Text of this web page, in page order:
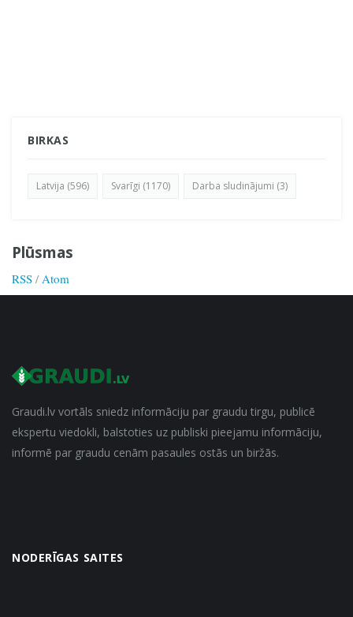
BIRKAS
Latvija (596) Svarīgi (1170) Darba sludinājumi (3)
Plūsmas
RSS / Atom
Graudi.lv vortāls sniedz informāciju par graudu tirgu, publicē
ekspertu viedokli, balstoties uz publiski pieejamu informāciju,
informē par graudu cenām pasaules ostās un biržās.
NODERĪGAS SAITES